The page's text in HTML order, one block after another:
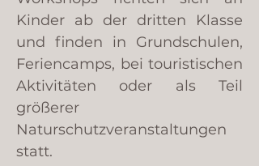
Kinder ab der dritten Klasse
und finden in Grundschulen,
Feriencamps, bei touristischen
Aktivitäten oder als Teil
größerer
Naturschutzveranstaltungen
statt.